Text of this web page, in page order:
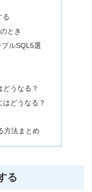
る
とき
ルSQL5選
どうなる？
はどうなる？
方法まとめ
る